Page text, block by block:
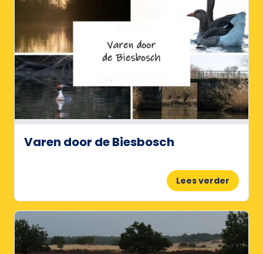
Varen door de Biesbosch
Lees verder